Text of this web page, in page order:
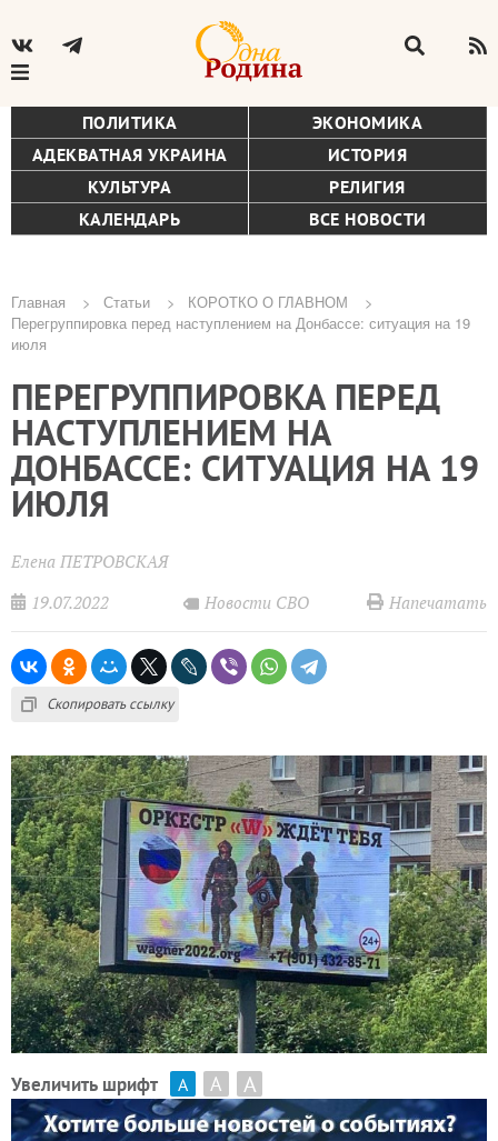
ПОЛИТИКА
ЭКОНОМИКА
АДЕКВАТНАЯ УКРАИНА
ИСТОРИЯ
КУЛЬТУРА
РЕЛИГИЯ
КАЛЕНДАРЬ
ВСЕ НОВОСТИ
Строка
навигации
Главная Статьи
КОРОТКО О ГЛАВНОМ
Перегруппировка перед наступлением на Донбассе: ситуация на 19
июля
ПЕРЕГРУППИРОВКА ПЕРЕД
НАСТУПЛЕНИЕМ НА
ДОНБАССЕ: СИТУАЦИЯ НА 19
ИЮЛЯ
Елена ПЕТРОВСКАЯ
19.07.2022
Новости СВО Напечатать
Скопировать ссылку
Увеличить шрифт А А А